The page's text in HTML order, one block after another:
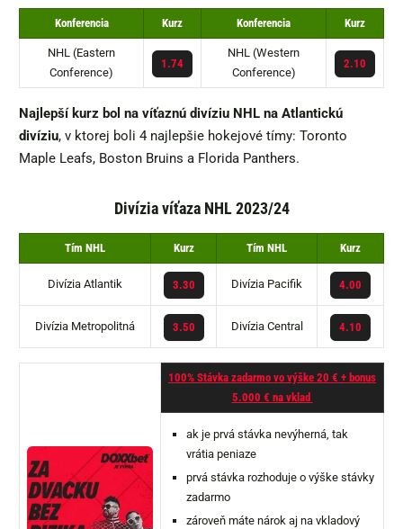
Konferencia Kurz Konferencia Kurz
NHL (Eastern
Conference)
1.74
NHL (Western
Conference)
2.10
Najlepší kurz bol na víťaznú divíziu NHL na Atlantickú
divíziu, v ktorej boli 4 najlepšie hokejové tímy: Toronto
Maple Leafs, Boston Bruins a Florida Panthers.
Divízia víťaza NHL 2023/24
Tím NHL Kurz Tím NHL Kurz
Divízia Atlantik 3.30 Divízia Pacifik 4.00
Divízia Metropolitná 3.50 Divízia Central 4.10
100% Stávka zadarmo vo výške 20 € + bonus
5.000 € na vklad
ak je prvá stávka nevýherná, tak
vrátia peniaze
prvá stávka rozhoduje o výške stávky
zadarmo
zároveň máte nárok aj na vkladový